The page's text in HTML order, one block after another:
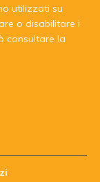
utilizzati su
o disabilitare i
consultare la